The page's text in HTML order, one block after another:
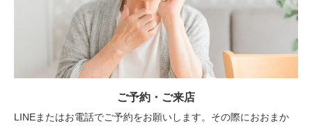
ご予約・ご来店
LINEまたはお電話でご予約をお願いします。その際におおまか